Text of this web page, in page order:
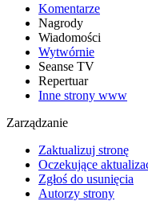
Komentarze
Nagrody
Wiadomości
Wytwórnie
Seanse TV
Repertuar
Inne strony www
Zarządzanie
Zaktualizuj stronę
Oczekujące
Zgłoś do usunięcia
Autorzy strony